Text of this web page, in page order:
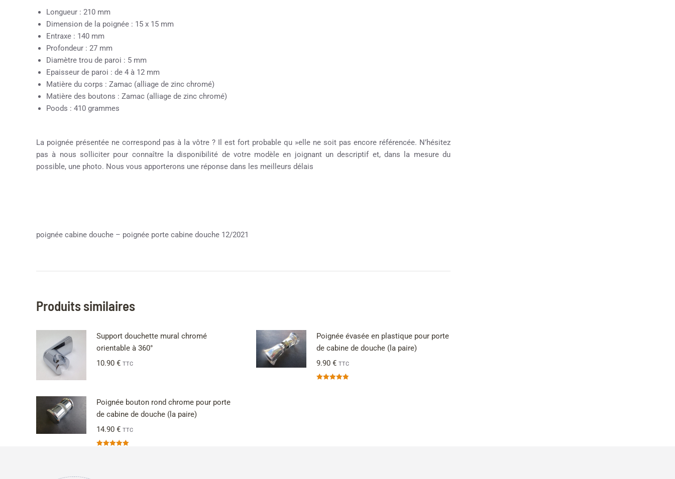
Longueur : 210 mm
Dimension de la poignée : 15 x 15 mm
Entraxe : 140 mm
Profondeur : 27 mm
Diamètre trou de paroi : 5 mm
Epaisseur de paroi : de 4 à 12 mm
Matière du corps : Zamac (alliage de zinc chromé)
Matière des boutons : Zamac (alliage de zinc chromé)
Poods : 410 grammes
La poignée présentée ne correspond pas à la vôtre ? Il est fort probable qu »elle ne soit pas encore référencée. N’hésitez
pas à nous solliciter pour connaître la disponibilité de votre modèle en joignant un descriptif et, dans la mesure du
possible, une photo. Nous vous apporterons une réponse dans les meilleurs délais
poignée cabine douche – poignée porte cabine douche 12/2021
Produits similaires
Support douchette mural chromé
orientable à 360°
10.90 € TTC
Poignée évasée en plastique pour porte
de cabine de douche (la paire)
9.90 € TTC
Poignée bouton rond chrome pour porte
de cabine de douche (la paire)
14.90 € TTC